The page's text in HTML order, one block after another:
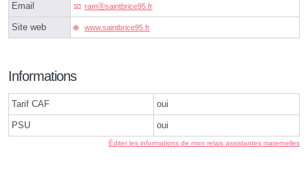
Email ramⓐsaintbrice95.fr
Site web www.saintbrice95.fr
Informations
Tarif CAF oui
PSU oui
Éditer les informations de mon relais assistantes maternelles